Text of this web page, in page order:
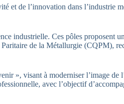
de l’innovation dans l’industrie
industrielle. Ces pôles proposent
de la Métallurgie (CQPM),
», visant à moderniser l’image de
avec l’objectif